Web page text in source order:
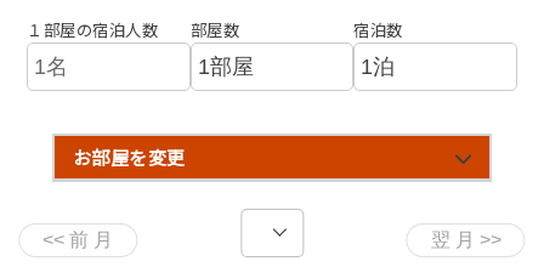
美味しい海幸と、青く澄んだ海が夕陽に紅く染まりゆく情
美人の湯と誉れ高い夕日ヶ浦温泉で、心身ともに至福の時
をお過ごしください。
◆夕食◆(北館：部屋食、南館：食事処)
１部屋の宿泊人数 部屋数 宿泊数
お部屋を変更